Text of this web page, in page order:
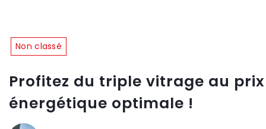
Non classé
Profitez du triple vitrage au
énergétique optimale !